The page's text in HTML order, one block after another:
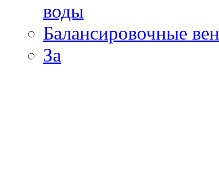
воды
Балансировочные
За